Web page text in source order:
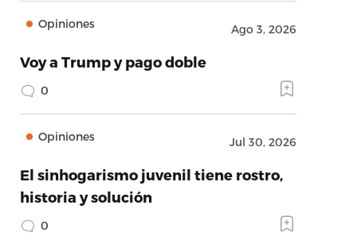
Opiniones Ago 3, 2026
Voy a Trump y pago doble
0
Opiniones Jul 30, 2026
El sinhogarismo juvenil tiene rostro,
historia y solución
0